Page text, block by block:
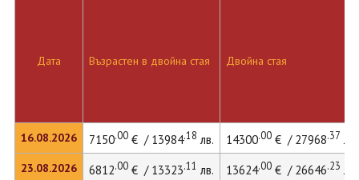
Дата
16.08.2026
23.08.2026
Възрастен в двойна стая Двойна стая
7150.00€ / 13984.18 лв. 14300.00€ / 27968.37 лв.
6812.00€ / 13323.11 лв. 13624.00€ / 26646.23 лв.